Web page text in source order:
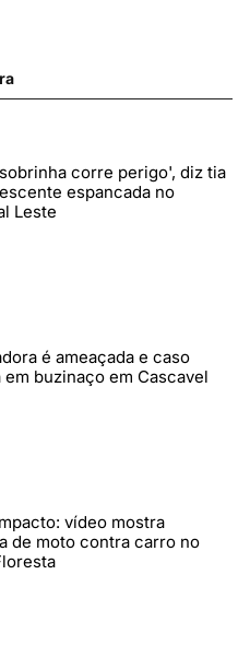
sobrinha corre perigo', diz tia
espancada no
Leste
é ameaçada e caso
buzinaço em Cascavel
vídeo mostra
de moto contra carro no